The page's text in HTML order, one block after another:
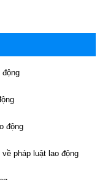
động
động
pháp luật lao động